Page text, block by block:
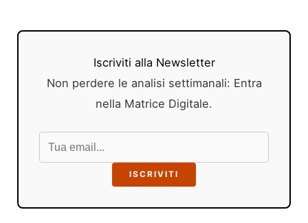
Iscriviti alla Newsletter
Non perdere le analisi settimanali: Entra
nella Matrice Digitale.
ISCRIVITI